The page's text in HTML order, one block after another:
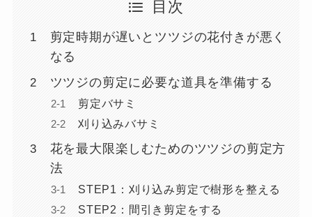
目次
剪定時期が遅いとツツジの花付きが悪く
なる
ツツジの剪定に必要な道具を準備する
剪定バサミ
刈り込みバサミ
花を最大限楽しむためのツツジの剪定方
法
STEP1：刈り込み剪定で樹形を整える
STEP2：間引き剪定をする